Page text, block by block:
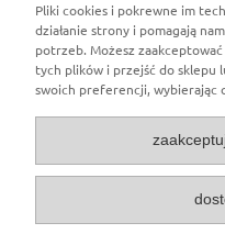
Pliki cookies i pokrewne im
działanie strony i pomagają
potrzeb. Możesz
tych plików i przejść do sklepu
swoich preferencji, wybierając